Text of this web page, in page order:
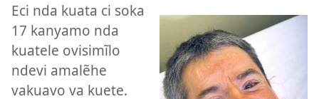
Eci nda kuata ci soka
17 kanyamo nda
kuatele ovisimĩlo
ndevi amalẽhe
vakuavo va kuete.